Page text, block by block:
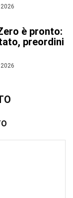
è pronto:
preordini